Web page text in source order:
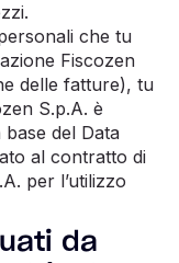
che tu
Fiscozen
delle fatture), tu
S.p.A. è
del Data
al contratto di
per l’utilizzo
da